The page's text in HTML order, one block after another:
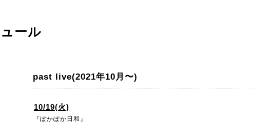
ール
past live(2021年10月〜)
10/19(火)
『ぽかぽか日和』